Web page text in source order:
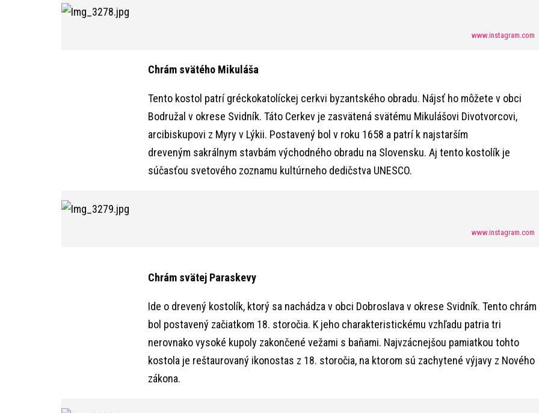
www.instagram.com
Chrám svätého Mikuláša
Tento kostol patrí gréckokatolíckej cerkvi byzantského obradu. Nájsť ho môžete v obci
Bodružal v okrese Svidník. Táto Cerkev je zasvätená svätému Mikulášovi Divotvorcovi,
arcibiskupovi z Myry v Lýkii. Postavený bol v roku 1658 a patrí k najstarším
dreveným sakrálnym stavbám východného obradu na Slovensku. Aj tento kostolík je
súčasťou svetového zoznamu kultúrneho dedičstva UNESCO.
www.instagram.com
Chrám svätej Paraskevy
Ide o drevený kostolík, ktorý sa nachádza v obci Dobroslava v okrese Svidník. Tento chrám
bol postavený začiatkom 18. storočia. K jeho charakteristickému vzhľadu patria tri
nerovnako vysoké kupoly zakončené vežami s baňami. Najvzácnejšou pamiatkou tohto
kostola je reštaurovaný ikonostas z 18. storočia, na ktorom sú zachytené výjavy z Nového
zákona.